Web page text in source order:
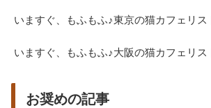
いますぐ、もふもふ♪東京の猫カフェリ
いますぐ、もふもふ♪大阪の猫カフェリ
お奨めの記事